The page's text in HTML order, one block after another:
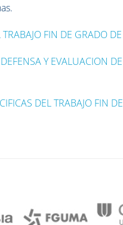
FIN DE GRADO
Y EVALUACION
DEL TRABAJO FIN